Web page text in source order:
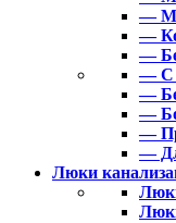
—
—
—
— С
—
—
—
—
Люки